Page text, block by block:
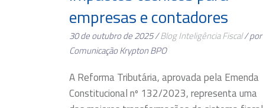
empresas e contadores
30 de outubro de 2025 /BlogInteligência Fiscal/ por
Comunicação Krypton BPO
A Reforma Tributária, aprovada pela Emenda
Constitucional nº 132/2023, representa uma